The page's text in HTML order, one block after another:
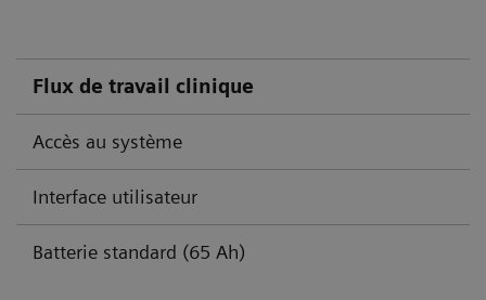
Flux de travail clinique
Accès au système
Interface utilisateur
Batterie standard (65 Ah)